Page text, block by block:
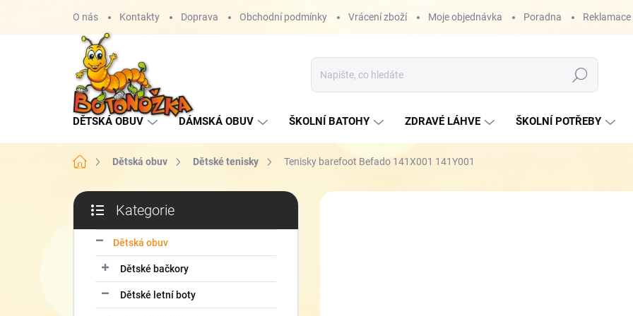
O nás Kontakty Doprava Obchodní podmínky Vrácení zboží Moje objednávka Poradna Reklamace
Hledat
DĚTSKÁ OBUV DÁMSKÁ OBUV ŠKOLNÍ BATOHY ZDRAVÉ LÁHVE ŠKOLNÍ POTŘEBY
Domů Dětská obuv Dětské tenisky Tenisky barefoot Befado 141X001 141Y001
P
s
kategorie
Kategorie
Dětská obuv
Dětské bačkory
Dětské letní boty
ZNAČKA: